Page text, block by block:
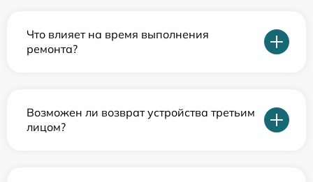
Что влияет на время выполнения
ремонта?
Возможен ли возврат устройства третьим
лицом?